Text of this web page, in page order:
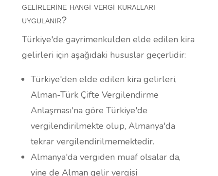
gelirlerine hangi vergi kuralları
uygulanır?
Türkiye'de gayrimenkulden elde edilen kira
gelirleri için aşağıdaki hususlar geçerlidir:
Türkiye'den elde edilen kira gelirleri,
Alman-Türk Çifte Vergilendirme
Anlaşması'na göre Türkiye'de
vergilendirilmekte olup, Almanya'da
tekrar vergilendirilmemektedir.
Almanya'da vergiden muaf olsalar da,
yine de Alman gelir vergisi